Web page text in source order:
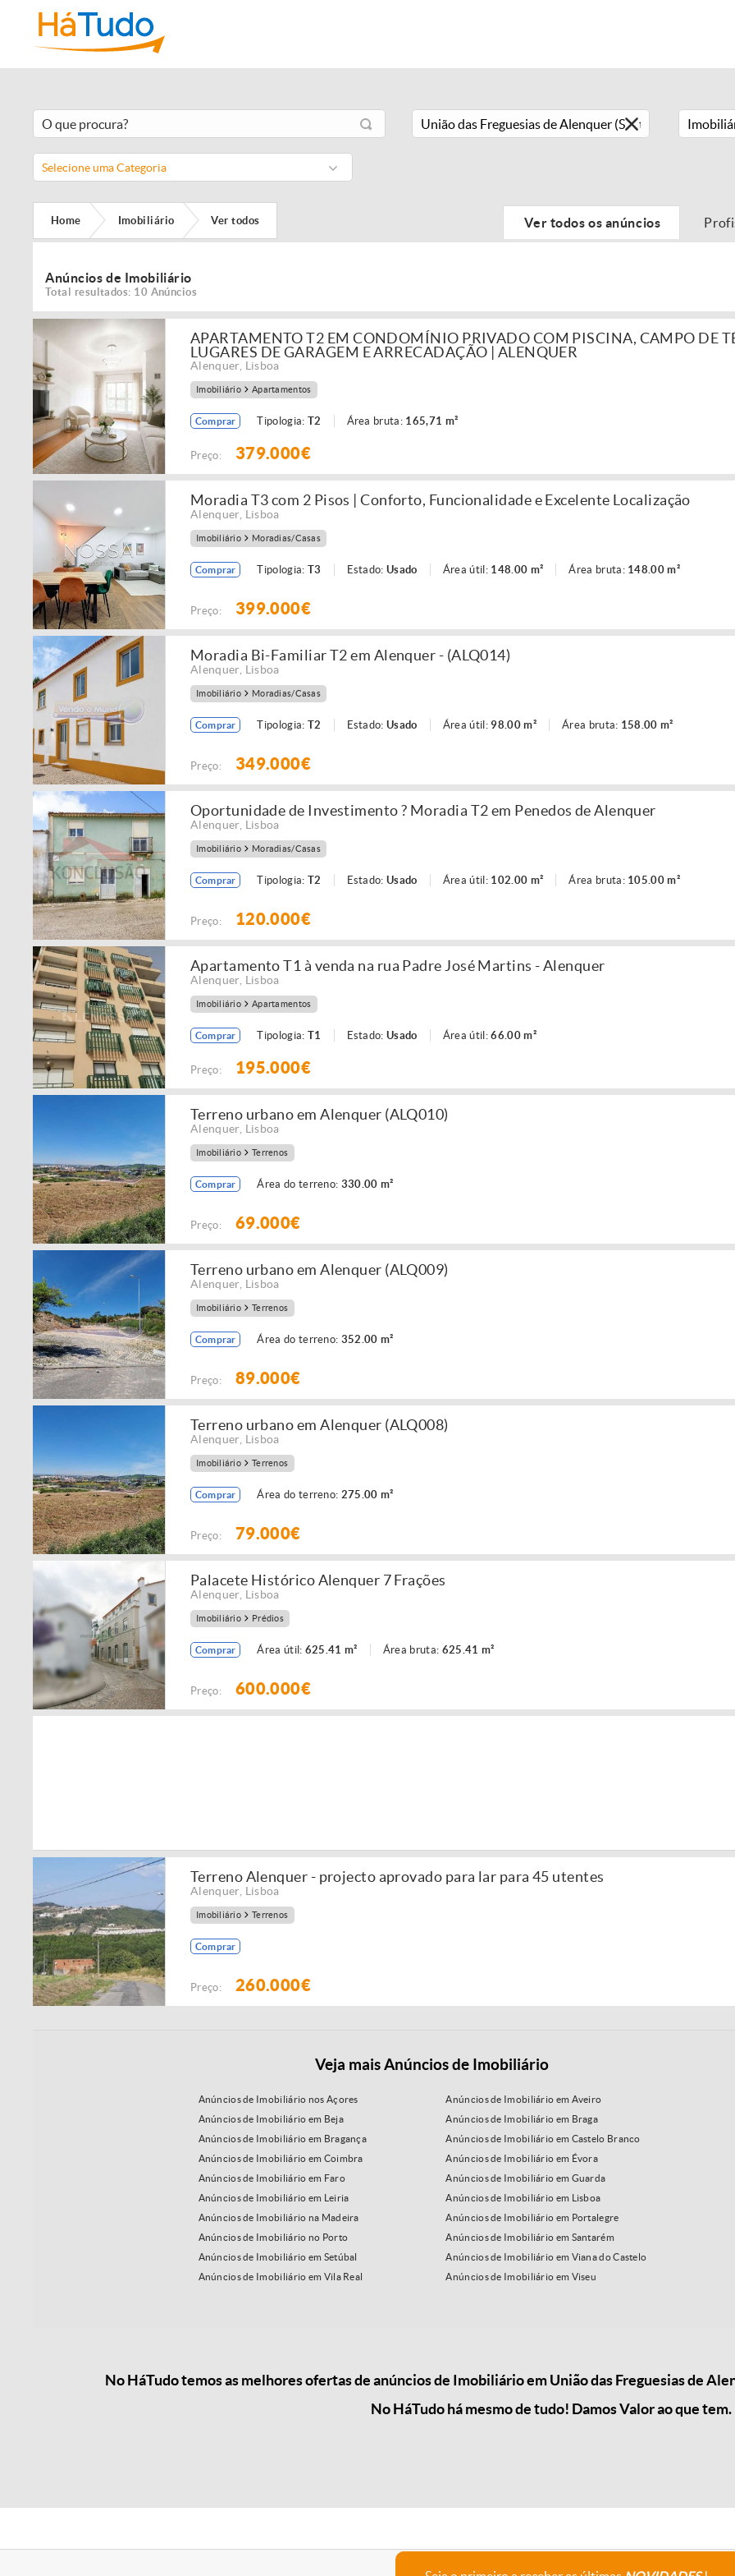
Selecione uma Categoria
Home Imobiliário Ver todos Ver todos os anúncios
Anúncios de Imobiliário
Total resultados: 10 Anúncios
APARTAMENTO T2 EM CONDOMÍNIO PRIVADO COM PISCINA, CAMPO DE
LUGARES DE GARAGEM E ARRECADAÇÃO | ALENQUER
Alenquer, Lisboa
Imobiliário Apartamentos
Comprar Tipologia: T2 Área bruta: 165,71 m²
Preço: 379.000€
Moradia T3 com 2 Pisos | Conforto, Funcionalidade e Excelente Localização
Alenquer, Lisboa
Imobiliário Moradias/Casas
Comprar Tipologia: T3 Estado:Usado Área útil: 148.00 m² Área bruta: 148.00 m²
Preço: 399.000€
Moradia Bi-Familiar T2 em Alenquer - (ALQ014)
Alenquer, Lisboa
Imobiliário Moradias/Casas
Comprar Tipologia: T2 Estado:Usado Área útil: 98.00 m² Área bruta: 158.00 m²
Preço: 349.000€
Oportunidade de Investimento ? Moradia T2 em Penedos de Alenquer
Alenquer, Lisboa
Imobiliário Moradias/Casas
Comprar Tipologia: T2 Estado:Usado Área útil: 102.00 m² Área bruta: 105.00 m²
Preço: 120.000€
Apartamento T1 à venda na rua Padre José Martins - Alenquer
Alenquer, Lisboa
Imobiliário Apartamentos
Comprar Tipologia: T1 Estado:Usado Área útil:66.00 m²
Preço: 195.000€
Terreno urbano em Alenquer (ALQ010)
Alenquer, Lisboa
Imobiliário Terrenos
Comprar Área do terreno: 330.00 m²
Preço: 69.000€
Terreno urbano em Alenquer (ALQ009)
Alenquer, Lisboa
Imobiliário Terrenos
Comprar Área do terreno: 352.00 m²
Preço: 89.000€
Terreno urbano em Alenquer (ALQ008)
Alenquer, Lisboa
Imobiliário Terrenos
Comprar Área do terreno: 275.00 m²
Preço: 79.000€
Palacete Histórico Alenquer 7 Frações
Alenquer, Lisboa
Imobiliário Prédios
Comprar Área útil: 625.41 m² Área bruta: 625.41 m²
Preço: 600.000€
Terreno Alenquer - projecto aprovado para lar para 45 utentes
Alenquer, Lisboa
Imobiliário Terrenos
Comprar
Preço: 260.000€
Veja mais Anúncios de Imobiliário
Anúncios de Imobiliário nos Açores
Anúncios de Imobiliário em Aveiro
Anúncios de Imobiliário em Beja
Anúncios de Imobiliário em Braga
Anúncios de Imobiliário em Bragança
Anúncios de Imobiliário em Castelo Branco
Anúncios de Imobiliário em Coimbra
Anúncios de Imobiliário em Évora
Anúncios de Imobiliário em Faro
Anúncios de Imobiliário em Guarda
Anúncios de Imobiliário em Leiria
Anúncios de Imobiliário em Lisboa
Anúncios de Imobiliário na Madeira
Anúncios de Imobiliário em Portalegre
Anúncios de Imobiliário no Porto
Anúncios de Imobiliário em Santarém
Anúncios de Imobiliário em Setúbal
Anúncios de Imobiliário em Viana do Castelo
Anúncios de Imobiliário em Vila Real
Anúncios de Imobiliário em Viseu
No HáTudo temos as melhores ofertas de anúncios de Imobiliário em União das Freguesias de
No HáTudo há mesmo de tudo! Damos Valor ao que tem.